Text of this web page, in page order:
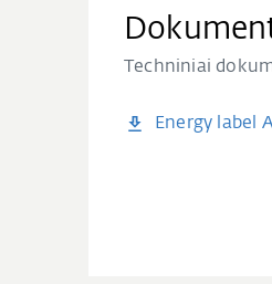
Techniniai
Energy label